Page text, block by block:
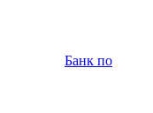
Банк по